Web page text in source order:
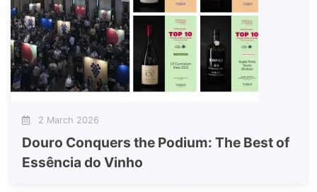
2 March 2026
Douro Conquers the Podium: The Best of
Essência do Vinho